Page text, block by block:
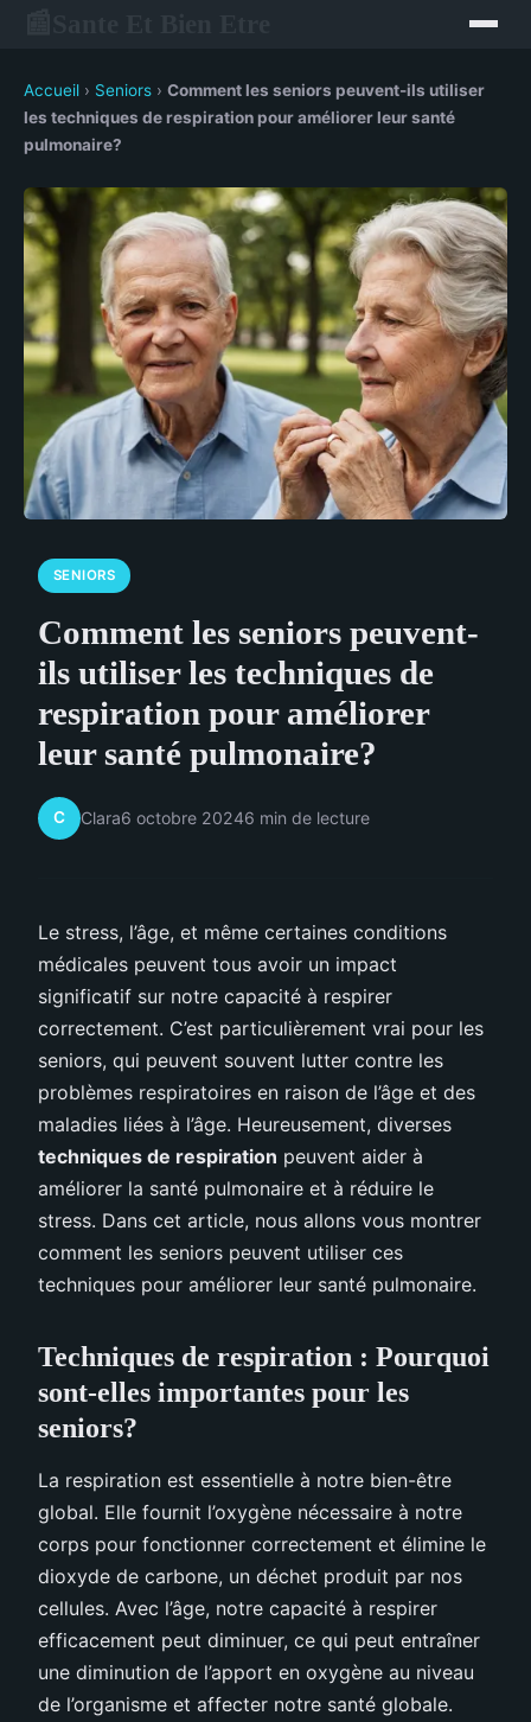
Accueil › Seniors › Comment les seniors peuvent-ils utiliser
les techniques de respiration pour améliorer leur santé
pulmonaire?
SENIORS
Comment les seniors peuvent-
ils utiliser les techniques de
respiration pour améliorer
leur santé pulmonaire?
C Clara6 octobre 20246 min de lecture
Le stress, l’âge, et même certaines conditions
médicales peuvent tous avoir un impact
significatif sur notre capacité à respirer
correctement. C’est particulièrement vrai pour les
seniors, qui peuvent souvent lutter contre les
problèmes respiratoires en raison de l’âge et des
maladies liées à l’âge. Heureusement, diverses
techniques de respiration peuvent aider à
améliorer la santé pulmonaire et à réduire le
stress. Dans cet article, nous allons vous montrer
comment les seniors peuvent utiliser ces
techniques pour améliorer leur santé pulmonaire.
Techniques de respiration : Pourquoi
sont-elles importantes pour les
seniors?
La respiration est essentielle à notre bien-être
global. Elle fournit l’oxygène nécessaire à notre
corps pour fonctionner correctement et élimine le
dioxyde de carbone, un déchet produit par nos
cellules. Avec l’âge, notre capacité à respirer
efficacement peut diminuer, ce qui peut entraîner
une diminution de l’apport en oxygène au niveau
de l’organisme et affecter notre santé globale.